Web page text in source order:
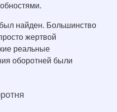
найден. Большинство
жертвой
реальные
оборотней были